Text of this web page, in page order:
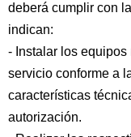
deberá cumplir con
indican:
- Instalar los equipos
servicio conforme a
características
autorización.